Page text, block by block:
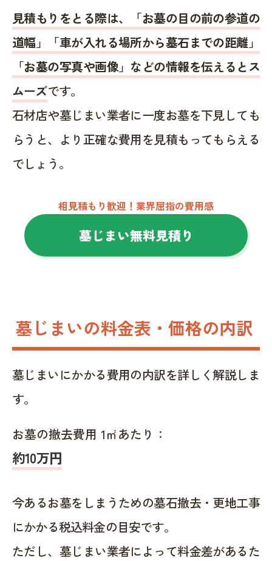
見積もりをとる際は、「お墓の目の前の参道の
道幅」「車が入れる場所から墓石までの距離」
「お墓の写真や画像」などの情報を伝えるとス
ムーズです。
石材店や墓じまい業者に一度お墓を下見しても
らうと、より正確な費用を見積もってもらえる
でしょう。
相見積もり歓迎！業界屈指の費用感
墓じまい無料見積り
墓じまいの料金表・価格の内訳
墓じまいにかかる費用の内訳を詳しく解説しま
す。
お墓の撤去費用 1㎡あたり：
約10万円
今あるお墓をしまうための墓石撤去・更地工事
にかかる税込料金の目安です。
ただし、墓じまい業者によって料金差があるた